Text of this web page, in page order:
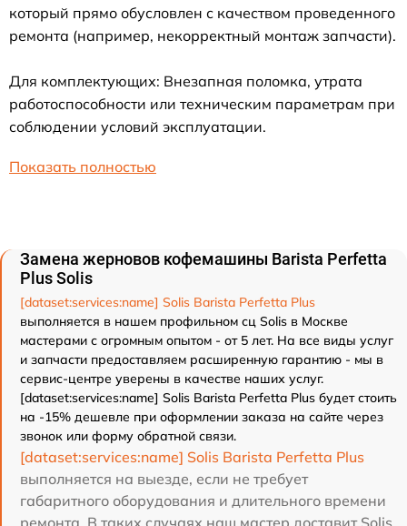
который прямо обусловлен с качеством проведенного
ремонта (например, некорректный монтаж запчасти).
Для комплектующих: Внезапная поломка, утрата
работоспособности или техническим параметрам при
соблюдении условий эксплуатации.
Показать полностью
Замена жерновов кофемашины Barista Perfetta
Plus Solis
[dataset:services:name] Solis Barista Perfetta Plus
выполняется в нашем профильном сц Solis в Москве
мастерами с огромным опытом - от 5 лет. На все виды услуг
и запчасти предоставляем расширенную гарантию - мы в
сервис-центре уверены в качестве наших услуг.
[dataset:services:name] Solis Barista Perfetta Plus будет стоить
на -15% дешевле при оформлении заказа на сайте через
звонок или форму обратной связи.
[dataset:services:name] Solis Barista Perfetta Plus
выполняется на выезде, если не требует
габаритного оборудования и длительного времени
ремонта. В таких случаях наш мастер доставит Solis